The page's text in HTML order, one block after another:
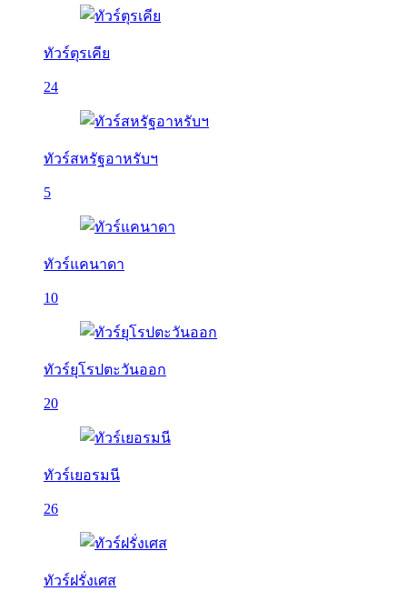
ทัวร์ตุรเคีย
24
ทัวร์สหรัฐอาหรับฯ
5
ทัวร์แคนาดา
10
ทัวร์ยุโรปตะวันออก
20
ทัวร์เยอรมนี
26
ทัวร์ฝรั่งเศส